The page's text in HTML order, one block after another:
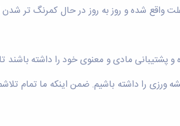
واقع شده و روز به روز در حال کمرنگ تر شدن
و پشتیبانی مادی و معنوی خود را داشته باشند
ورزی را داشته باشیم. ضمن اینکه ما تمام